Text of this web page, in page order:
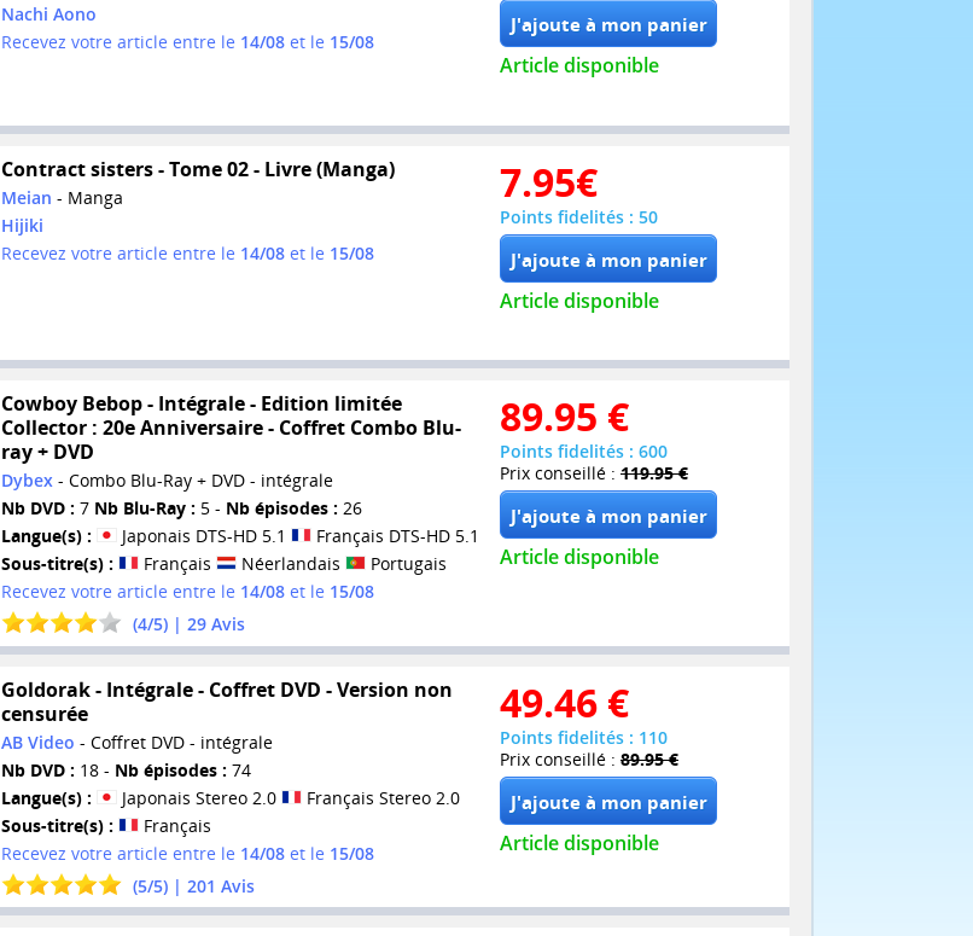
Nachi Aono
Recevez votre article entre le 14/08et le 15/08
Article disponible
Contract sisters - Tome 02 - Livre (Manga)
Meian - Manga
Hijiki
Recevez votre article entre le 14/08et le 15/08
7.95€
Points fidelités : 50
Article disponible
Cowboy Bebop - Intégrale - Edition limitée
Collector : 20e Anniversaire - Coffret Combo Blu-
ray + DVD
Dybex- Combo Blu-Ray + DVD - intégrale
Nb DVD : 7 Nb Blu-Ray : 5 - Nb épisodes : 26
Langue(s) :
Japonais DTS-HD 5.1
Français DTS-HD 5.1
Sous-titre(s) :
Français Néerlandais
Portugais
Recevez votre article entre le 14/08et le 15/08
(4/5) | 29Avis
89.95 €
Points fidelités : 600
Prix conseillé : 119.95 €
Article disponible
Goldorak - Intégrale - Coffret DVD - Version non
censurée
AB Video - Coffret DVD - intégrale
Nb DVD : 18 - Nb épisodes : 74
Langue(s) :
Japonais Stereo 2.0
Français Stereo 2.0
Sous-titre(s) :
Français
Recevez votre article entre le 14/08et le 15/08
(5/5) | 201 Avis
49.46 €
Points fidelités : 110
Prix conseillé : 89.95 €
Article disponible